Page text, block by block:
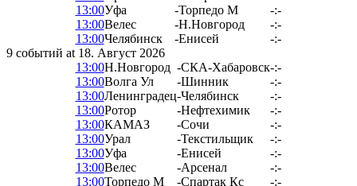
13:00Уфа -Торпедо М
-:-
13:00Велес -Н.Новгород
-:-
13:00Челябинск -Енисей
-:-
9 событий at 18. Август 2026
13:00Н.Новгород -СКА-Хабаровск-:-
13:00Волга Ул -Шинник
-:-
13:00Ленинградец-Челябинск
-:-
13:00Ротор -Нефтехимик
-:-
13:00КАМАЗ -Сочи
-:-
13:00Урал -Текстильщик
-:-
13:00Уфа -Енисей
-:-
13:00Велес -Арсенал
-:-
13:00Торпедо М -Спартак Кс -:-